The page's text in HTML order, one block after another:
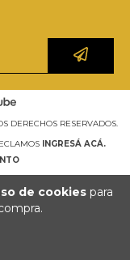
de cookiespara
DERECHOS RESERVADOS.
INGRESÁ ACÁ.